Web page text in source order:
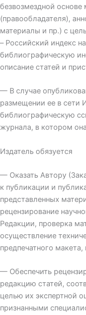
безвозмездной основе
(правообладателя),
материалы и пр.) с
– Российский индекс
библиографическую
описание статей и
— В случае
размещении ее в сети
библиографическую
журнала, в котором
Издатель обязуется
— Оказать Автору
к публикации и
представленных
рецензирование
Редакции, проверка
осуществление
предпечатного
— Обеспечить
редакцию статей,
целью их экспертной
признанными